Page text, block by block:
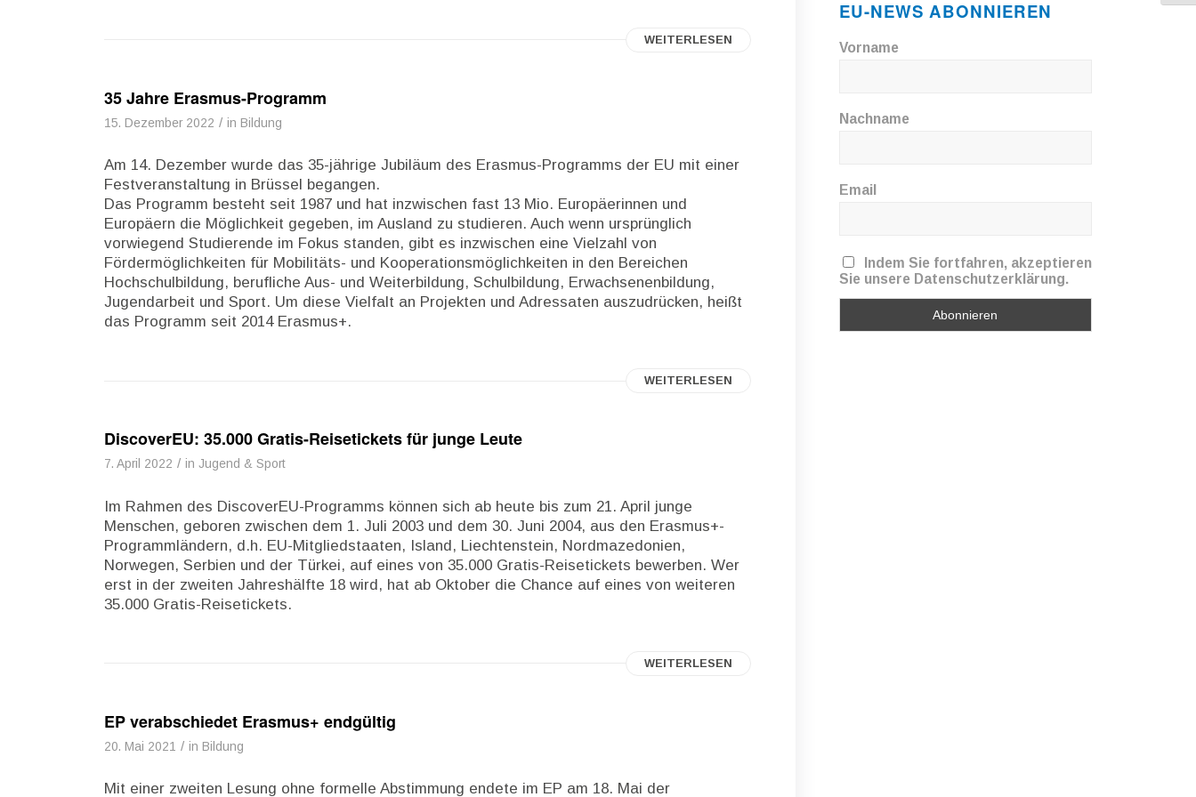
WEITERLESEN
35 Jahre Erasmus-Programm
15. Dezember 2022 / in Bildung
Am 14. Dezember wurde das 35-jährige Jubiläum des Erasmus-Programms der EU mit einer
Festveranstaltung in Brüssel begangen.
Das Programm besteht seit 1987 und hat inzwischen fast 13 Mio. Europäerinnen und
Europäern die Möglichkeit gegeben, im Ausland zu studieren. Auch wenn ursprünglich
vorwiegend Studierende im Fokus standen, gibt es inzwischen eine Vielzahl von
Fördermöglichkeiten für Mobilitäts- und Kooperationsmöglichkeiten in den Bereichen
Hochschulbildung, berufliche Aus- und Weiterbildung, Schulbildung, Erwachsenenbildung,
Jugendarbeit und Sport. Um diese Vielfalt an Projekten und Adressaten auszudrücken, heißt
das Programm seit 2014 Erasmus+.
WEITERLESEN
DiscoverEU: 35.000 Gratis-Reisetickets für junge Leute
7. April 2022 / inJugend & Sport
Im Rahmen des DiscoverEU-Programms können sich ab heute bis zum 21. April junge
Menschen, geboren zwischen dem 1. Juli 2003 und dem 30. Juni 2004, aus den Erasmus+-
Programmländern, d.h. EU-Mitgliedstaaten, Island, Liechtenstein, Nordmazedonien,
Norwegen, Serbien und der Türkei, auf eines von 35.000 Gratis-Reisetickets bewerben. Wer
erst in der zweiten Jahreshälfte 18 wird, hat ab Oktober die Chance auf eines von weiteren
35.000 Gratis-Reisetickets.
WEITERLESEN
EP verabschiedet Erasmus+ endgültig
20. Mai 2021 / in Bildung
Mit einer zweiten Lesung ohne formelle Abstimmung endete im EP am 18. Mai der
EU-NEWS ABONNIEREN
Vorname
Nachname
Email
Indem Sie fortfahren, akzeptieren
Sie unsere Datenschutzerklärung.